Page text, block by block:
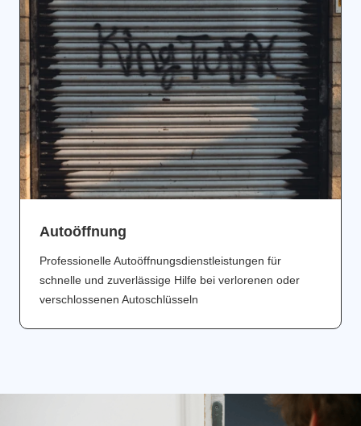
Аutoöffnung
Professionelle Autoöffnungsdienstleistungen für
schnelle und zuverlässige Hilfe bei verlorenen oder
verschlossenen Autoschlüsseln